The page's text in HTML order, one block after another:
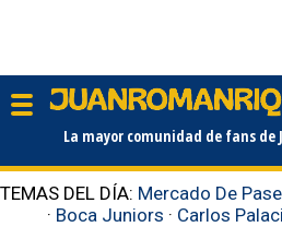
La mayor comunidad de fans de
TEMAS DEL DÍA: Mercado De
· Boca Juniors · Carlos